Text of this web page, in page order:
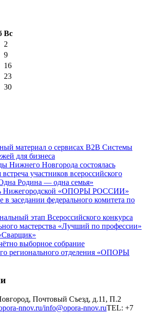
Вс
2
9
16
23
30
материал о сервисах В2В Системы
для бизнеса
Нижнего Новгорода состоялась
участников всероссийского
Родина — одна семья»
Нижегородской «ОПОРЫ РОССИИ»
в заседании федерального комитета по
этап Всероссийского конкурса
мастерства «Лучший по профессии»
выборное собрание
регионального отделения «ОПОРЫ
Почтовый Съезд, д.11, П.2
nnov.ru/info@opora-nnov.ruTEL: +7